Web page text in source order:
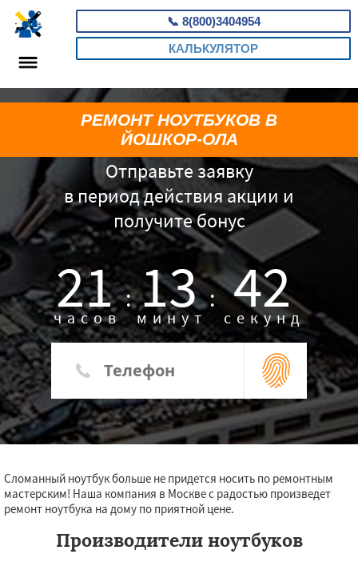
📞 8(800)3404954
КАЛЬКУЛЯТОР
Отправьте заявку
в период действия акции и
получите бонус
21 :
часов 13 :
минут 41
секунд
РЕМОНТ НОУТБУКОВ В
ЙОШКОР-ОЛА
Сломанный ноутбук больше не придется носить по ремонтным
мастерским! Наша компания в Москве с радостью произведет
ремонт ноутбука на дому по приятной цене.
Производители ноутбуков